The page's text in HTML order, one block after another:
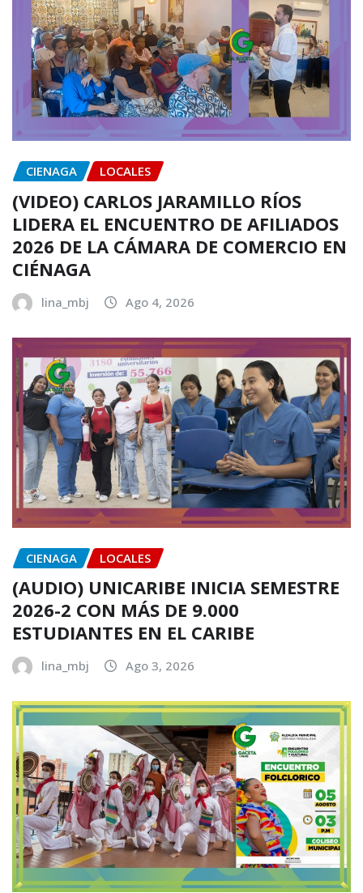
CIENAGA LOCALES
(VIDEO) CARLOS JARAMILLO RÍOS
LIDERA EL ENCUENTRO DE AFILIADOS
2026 DE LA CÁMARA DE COMERCIO EN
CIÉNAGA
lina_mbj Ago 4, 2026
CIENAGA LOCALES
(AUDIO) UNICARIBE INICIA SEMESTRE
2026-2 CON MÁS DE 9.000
ESTUDIANTES EN EL CARIBE
lina_mbj Ago 3, 2026